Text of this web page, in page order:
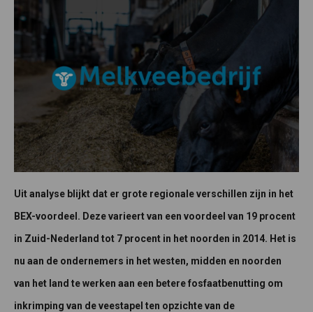
Uit analyse blijkt dat er grote regionale verschillen zijn in het
BEX-voordeel. Deze varieert van een voordeel van 19 procent
in Zuid-Nederland tot 7 procent in het noorden in 2014. Het is
nu aan de ondernemers in het westen, midden en noorden
van het land te werken aan een betere fosfaatbenutting om
inkrimping van de veestapel ten opzichte van de